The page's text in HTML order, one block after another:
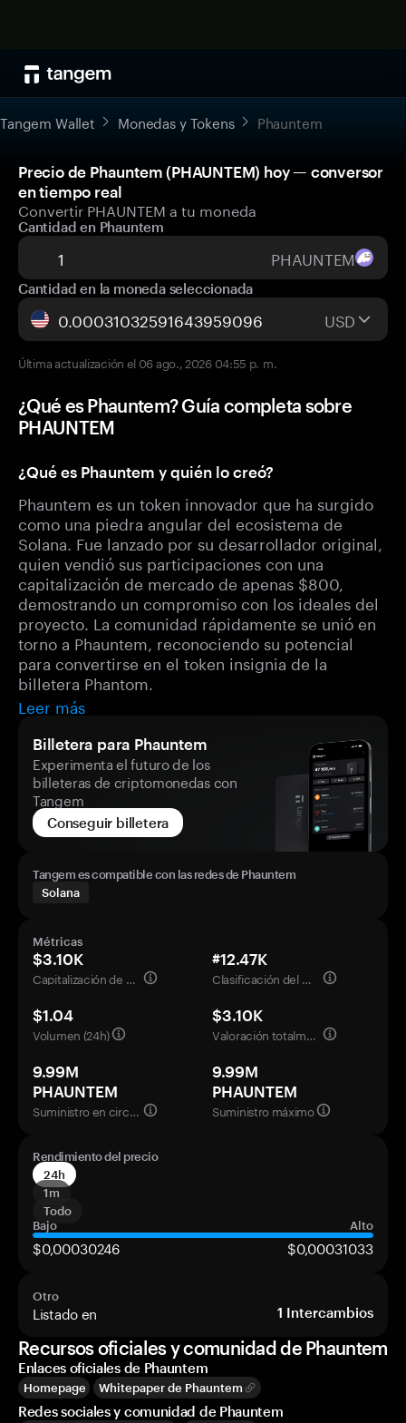
Tangem Wallet Monedas y Tokens Phauntem
Precio de Phauntem (PHAUNTEM) hoy — conversor
en tiempo real
Convertir PHAUNTEM a tu moneda
Cantidad en Phauntem
PHAUNTEM
Cantidad en la moneda seleccionada
USD
Última actualización el 06 ago., 2026 04:55 p. m.
¿Qué es Phauntem? Guía completa sobre
PHAUNTEM
¿Qué es Phauntem y quién lo creó?
Phauntem es un token innovador que ha surgido
como una piedra angular del ecosistema de
Solana. Fue lanzado por su desarrollador original,
quien vendió sus participaciones con una
capitalización de mercado de apenas $800,
demostrando un compromiso con los ideales del
proyecto. La comunidad rápidamente se unió en
torno a Phauntem, reconociendo su potencial
para convertirse en el token insignia de la
billetera Phantom.
Leer más
Billetera para Phauntem
Experimenta el futuro de los
billeteras de criptomonedas con
Tangem
Conseguir billetera
Tangem es compatible con las redes de Phauntem
Solana
Métricas
$3.10K
Capitalización de mercado
#12.47K
Clasificación del mercado
$1.04
Volumen (24h)
$3.10K
Valoración totalmente diluida
9.99M
PHAUNTEM
Suministro en circulación
9.99M
PHAUNTEM
Suministro máximo
Rendimiento del precio
24h
1m
Todo
Bajo
Alto
$0,00030246 $0,00031033
Otro
Listado en 1 Intercambios
Recursos oficiales y comunidad de Phauntem
Enlaces oficiales de Phauntem
Homepage Whitepaper de Phauntem
Redes sociales y comunidad de Phauntem